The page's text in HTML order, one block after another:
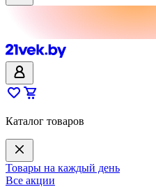
Каталог товаров
Товары на каждый день
Все акции